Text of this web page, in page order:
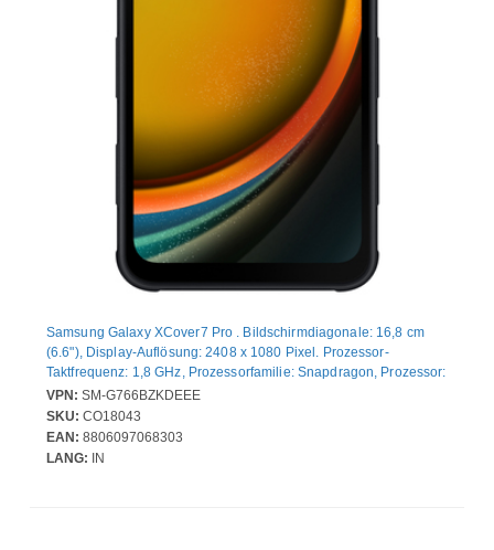
Samsung Galaxy XCover7 Pro . Bildschirmdiagonale: 16,8 cm
(6.6"), Display-Auflösung: 2408 x 1080 Pixel. Prozessor-
Taktfrequenz: 1,8 GHz, Prozessorfamilie: Snapdragon, Prozessor:
7s Gen 3. RAM-Kapazität: 6 GB, Interne Speicherkapazität: 128
GB. Auflösung Rückkamera (numerisch): 50 MP, Rückkamera-
Typ: Dual-Kamera. SIM-Kartensteckplätze: Hybride Dual-SIM.
Akku-/Batteriekapazität: 4350 mAh. Produktfarbe: Schwarz.
VPN: SM-G766BZKDEEE
SKU: CO18043
EAN: 8806097068303
LANG: IN